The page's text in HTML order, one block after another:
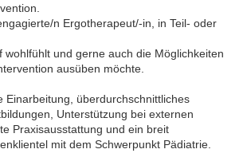
n Ergotherapeut/-in, in Teil- oder
wohlfühlt und gerne auch die Möglichkeiten
ausüben möchte.
Einarbeitung, überdurchschnittliches
Unterstützung bei externen
Praxisausstattung und ein breit
mit dem Schwerpunkt Pädiatrie.